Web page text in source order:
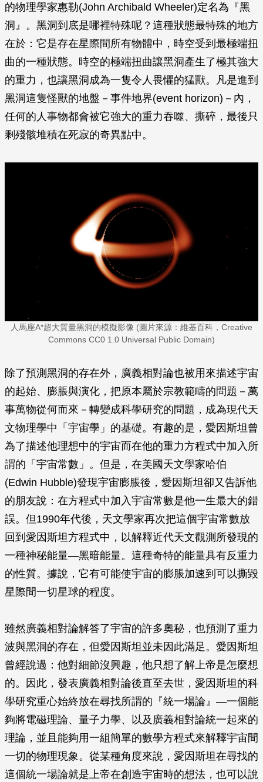
的物理學家惠勒(John Archibald Wheeler)定名為『黑
洞』。黑洞到底是哪裡特殊呢？這種狀態最特殊的地方
在於：它是存在星際間所有物體中，時空受到最極端扭
曲的一種狀態。時空的極端扭曲讓黑洞產生了極其強大
的重力，也讓黑洞成為一隻令人畏懼的猛獸。凡是進到
黑洞這隻怪獸的地盤－事件地界(event horizon)－內，
任何的人事物都會被它強大的重力吞噬、撕碎，最後只
剩殘骸堆積在死寂的奇異點中。
人馬座A*超大質量黑洞的模擬影像 (圖片來源：維基百科，Creative
Commons CC0 1.0 Universal Public Domain)
除了預測黑洞的存在外，廣義相對論也被用來描述宇宙
的起始、膨脹與演化，把原本屬於宗教範疇的問題－萬
事萬物從何而來－轉變成科學研究的問題，成為現代天
文物理學中「宇宙學」的基礎。有趣的是，愛因斯坦曾
為了描述他理想中的宇宙而在他的重力方程式中加入所
謂的「宇宙常數」。但是，在美國天文學家哈伯
(Edwin Hubble)發現宇宙膨脹後，愛因斯坦卻又告訴他
的朋友說：在方程式中加入宇宙常數是他一生最大的錯
誤。但1990年代後，天文學家再次把這個宇宙常數放
回到愛因斯坦方程式中，以解釋近代天文觀測所發現的
一種神秘能量—黑暗能量。這種奇特的能量具有反重力
的性質。據說，它有可能使宇宙的膨脹加速到可以撕毀
星際間一切星球的程度。
雖然廣義相對論解答了宇宙的許多奧秘，也預測了重力
波與黑洞的存在，但愛因斯坦並未因此滿足。愛因斯坦
曾經說過：他對細節沒興趣，他只想了解上帝是怎麼想
的。因此，發表廣義相對論後直至去世，愛因斯坦的科
學研究重心始終放在尋找所謂的『統一場論』—一個能
夠將電磁理論、量子力學、以及廣義相對論統一起來的
理論，並且能夠用一組簡單的數學方程式來解釋宇宙間
一切的物理現象。從某種角度來說，愛因斯坦在尋找的
這個統一場論就是上帝在創造宇宙時的想法，也可以說